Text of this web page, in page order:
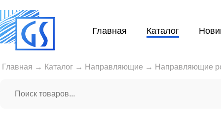
Главная Каталог
Главная → Каталог → Направляющие → Направляющие